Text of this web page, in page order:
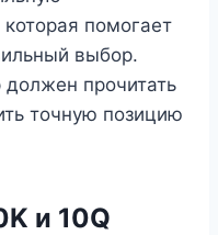
помогает
выбор.
должен прочитать
точную позицию
и 10Q